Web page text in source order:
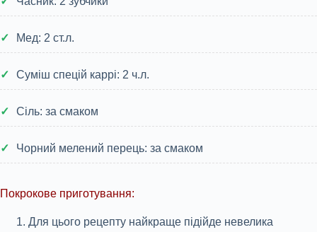
Мед: 2 ст.л.
Суміш спецій каррі: 2 ч.л.
Сіль: за смаком
Чорний мелений перець: за смаком
Покрокове приготування:
Для цього рецепту найкраще підійде невелика